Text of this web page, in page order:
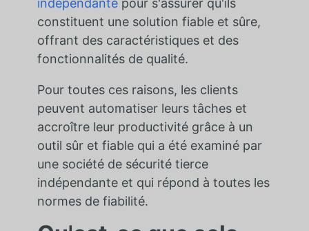
indépendantepour s'assurer qu'ils
constituent une solution fiable et sûre,
offrant des caractéristiques et des
fonctionnalités de qualité.
Pour toutes ces raisons, les clients
peuvent automatiser leurs tâches et
accroître leur productivité grâce à un
outil sûr et fiable qui a été examiné par
une société de sécurité tierce
indépendante et qui répond à toutes les
normes de fiabilité.